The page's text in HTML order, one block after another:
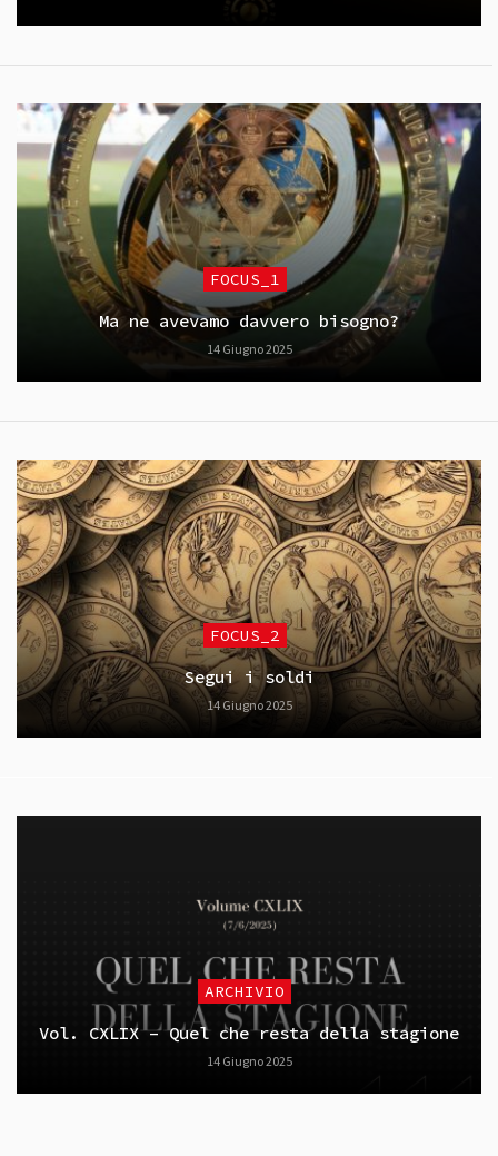
FOCUS_1
Ma ne avevamo davvero bisogno?
14 Giugno 2025
FOCUS_2
Segui i soldi
14 Giugno 2025
ARCHIVIO
Vol. CXLIX – Quel che resta della stagione
14 Giugno 2025